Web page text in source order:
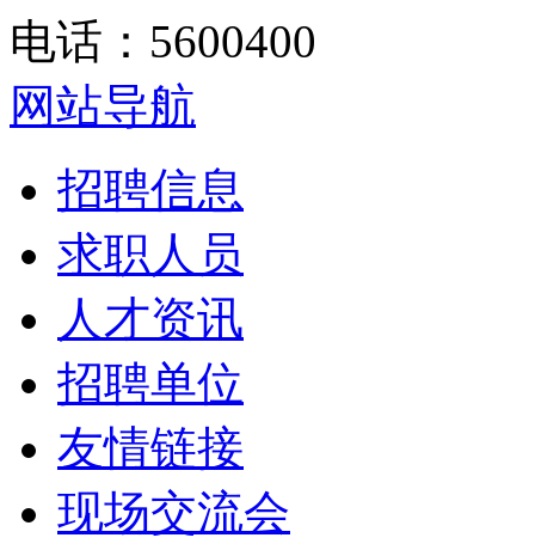
电话：5600400
网站导航
招聘信息
求职人员
人才资讯
招聘单位
友情链接
现场交流会